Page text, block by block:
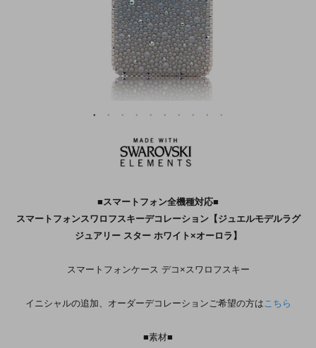
■スマートフォン全機種対応■
スマートフォンスワロフスキーデコレーション【ジュエルモデルラグ
ジュアリー スター ホワイト×オーロラ】
スマートフォンケース デコ×スワロフスキー
イニシャルの追加、オーダーデコレーションご希望の方はこちら
■素材■